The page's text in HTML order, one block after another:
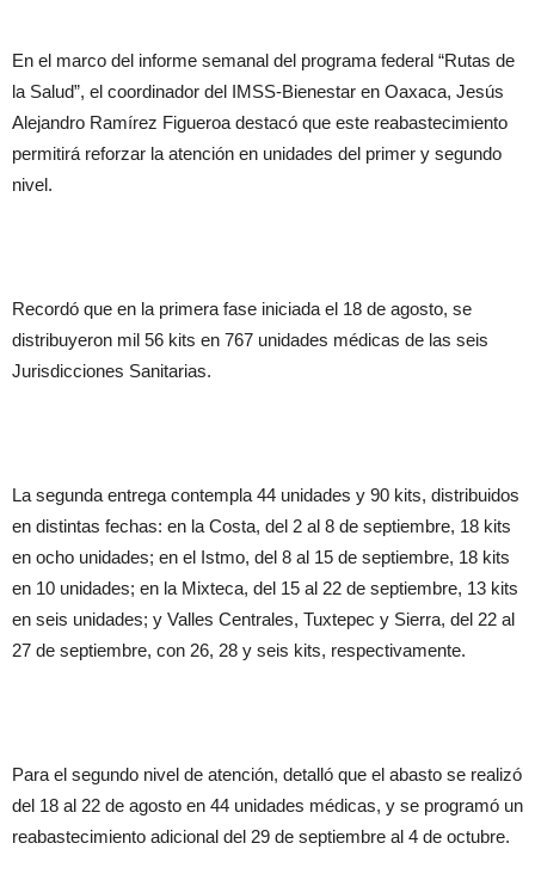
En el marco del informe semanal del programa federal “Rutas de
la Salud”, el coordinador del IMSS-Bienestar en Oaxaca, Jesús
Alejandro Ramírez Figueroa destacó que este reabastecimiento
permitirá reforzar la atención en unidades del primer y segundo
nivel.
Recordó que en la primera fase iniciada el 18 de agosto, se
distribuyeron mil 56 kits en 767 unidades médicas de las seis
Jurisdicciones Sanitarias.
La segunda entrega contempla 44 unidades y 90 kits, distribuidos
en distintas fechas: en la Costa, del 2 al 8 de septiembre, 18 kits
en ocho unidades; en el Istmo, del 8 al 15 de septiembre, 18 kits
en 10 unidades; en la Mixteca, del 15 al 22 de septiembre, 13 kits
en seis unidades; y Valles Centrales, Tuxtepec y Sierra, del 22 al
27 de septiembre, con 26, 28 y seis kits, respectivamente.
Para el segundo nivel de atención, detalló que el abasto se realizó
del 18 al 22 de agosto en 44 unidades médicas, y se programó un
reabastecimiento adicional del 29 de septiembre al 4 de octubre.